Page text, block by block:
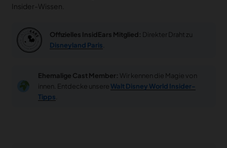
Insider-Wissen.
Offizielles InsidEars Mitglied: Direkter Draht zu
Disneyland Paris
Ehemalige Cast Member: Wir kennen die Magie von
innen. Entdecke unsere Walt Disney World Insider-
Tipps